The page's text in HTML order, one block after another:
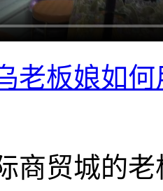
老板娘如何
贸城的老